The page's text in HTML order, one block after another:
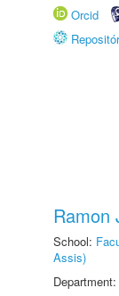
Orcid
Ramon
School:
Assis)
Department: